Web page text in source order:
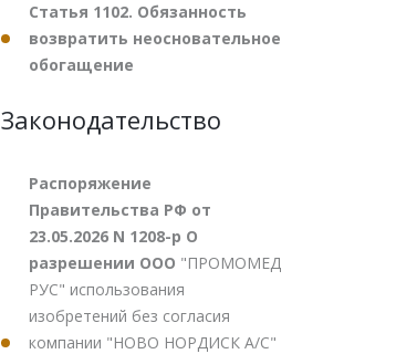
Статья 1102. Обязанность
возвратить неосновательное
обогащение
Законодательство
Распоряжение
Правительства РФ от
23.05.2026 N 1208-р О
разрешении ООО "ПРОМОМЕД
РУС" использования
изобретений без согласия
компании "НОВО НОРДИСК А/С"